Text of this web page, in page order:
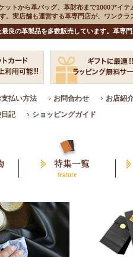
トから革バッグ、革財布まで1000アイテ
実店舗も運営する革専門店が、ワンクラ
良の革製品を多数販売しています。革専
支払い方法 お問合わせ
お店紹
記
ショッピングガイド